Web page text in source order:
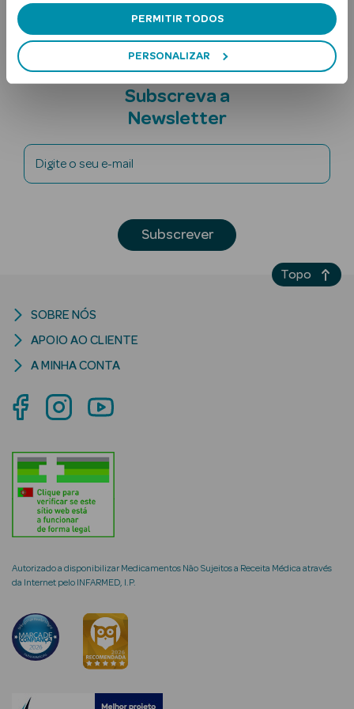
PERMITIR TODOS
PERSONALIZAR
Ver Tudo
Solares
Solares Bebé e
Criança
Ver Tudo
Cosmética
Rosto
Hidratantes
Creme de Olhos
envelhecimento
Subscreva a
Newsletter
Digite o seu e-mail
Subscrever
Autorizado a disponibilizar Medicamentos Não Sujeitos a Receita Médica através
da Internet pelo INFARMED, I.P.
SOBRE NÓS
APOIO AO CLIENTE
A MINHA CONTA
Topo